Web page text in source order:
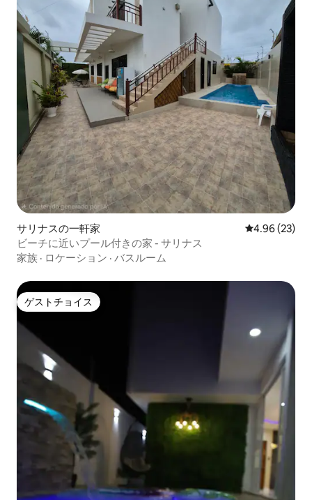
サリナスの一軒家 レビュー23
4.96 (23)
ビーチに近いプール付きの家 - サリナス
家族 · ロケーション · バスルーム
ゲストチョイス
ゲストチョイス